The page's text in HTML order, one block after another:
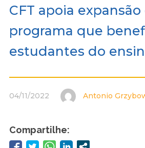
CFT apoia expansão
programa que
estudantes do
04/11/2022 Antonio
Compartilhe: